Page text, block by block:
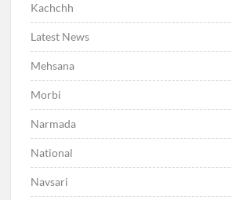
Kachchh
Latest News
Mehsana
Morbi
Narmada
National
Navsari